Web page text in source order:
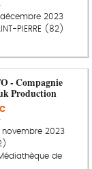
2023
PIERRE (82)
- Compagnie
Production
2023
de